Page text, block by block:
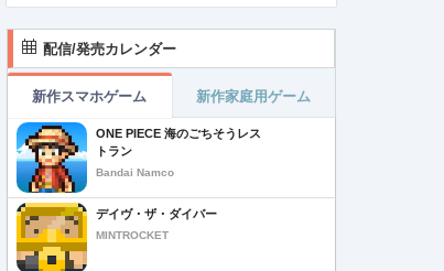
配信/発売カレンダー
新作スマホゲーム 新作家庭用ゲーム
ONE PIECE 海のごちそうレス
トラン
Bandai Namco
デイヴ・ザ・ダイバー
MINTROCKET